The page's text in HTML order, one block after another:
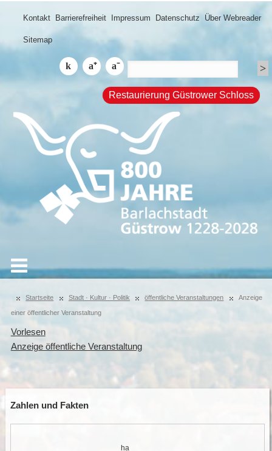
Kontakt Barrierefreiheit Impressum Datenschutz Über Webreader
Sitemap
Restaurierung Güstrower Schloss
Startseite Stadt · Kultur · Politik öffentliche Veranstaltungen Anzeige
einer öffentlicher Veranstaltung
Vorlesen
Anzeige öffentliche Veranstaltung
Zahlen und Fakten
ha